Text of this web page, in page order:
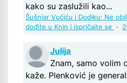
kako su zaslužili kao...
Šušnjar Vučiću i Dodiku: Ne
dođite u Knin i ispričajte se
·
Julija
Znam, samo volim
kaže. Plenković je